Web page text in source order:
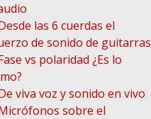
las 6 cuerdas el
de sonido de guitarras
vs polaridad ¿Es lo
viva voz y sonido en vivo
sobre el